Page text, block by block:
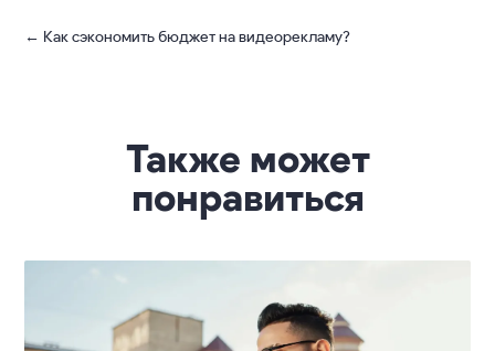
← Как сэкономить бюджет на видеорекламу?
Также может
понравиться